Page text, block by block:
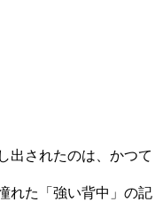
出されたのは、かつて
れた「強い背中」の記